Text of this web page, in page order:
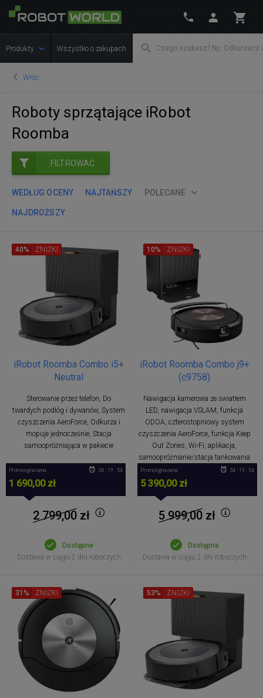
Produkty Wszystko o zakupach
Wróć
Roboty sprzątające iRobot
Roomba
FILTROWAĆ
WEDŁUG OCENY NAJTAŃSZY POLECANE
NAJDROŻSZY
iRobot Roomba Combo i5+
Neutral
Sterowanie przez telefon, Do
twardych podłóg i dywanów, System
czyszczenia AeroForce, Odkurza i
mopuje jednocześnie, Stacja
samoopróżniająca w pakiecie
40% ZNIŻKI
Promocyjna cena
1 690,00 zł
34 : 19 : 53
2 799,00zł
Dostępne
Dostawa w ciągu 2 dni roboczych
iRobot Roomba Combo j9+
(c9758)
Nawigacja kamerowa ze światłem
LED, nawigacja VSLAM, funkcja
ODOA, czterostopniowy system
czyszczenia AeroForce, funkcja Keep
Out Zones, Wi-Fi, aplikacja,
samoopróżnianie/stacja tankowania
10% ZNIŻKI
Promocyjna cena
5 390,00 zł
34 : 19 : 53
5 999,00zł
Dostępne
Dostawa w ciągu 2 dni roboczych
31% ZNIŻKI 53% ZNIŻKI